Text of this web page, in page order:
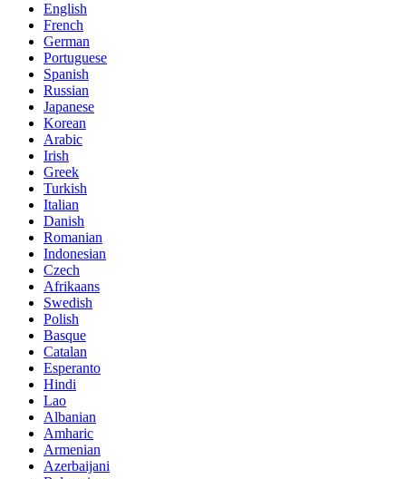
English
French
German
Portuguese
Spanish
Russian
Japanese
Korean
Arabic
Irish
Greek
Turkish
Italian
Danish
Romanian
Indonesian
Czech
Afrikaans
Swedish
Polish
Basque
Catalan
Esperanto
Hindi
Lao
Albanian
Amharic
Armenian
Azerbaijani